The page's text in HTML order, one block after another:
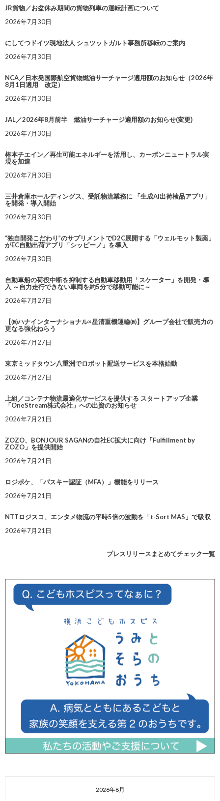
JR貨物／お盆休み期間の貨物列車の運転計画について
2026年7月30日
にしてつドイツ現地法人 シュツットガルト事務所移転のご案内
2026年7月30日
NCA／日本発国際航空貨物燃油サーチャージ適用額のお知らせ（2026年
8月1日適用 改定）
2026年7月30日
JAL／2026年8月前半 燃油サーチャージ適用額のお知らせ(変更)
2026年7月30日
椿本チエイン／再生可能エネルギーを活用し、カーボンニュートラル実
現を加速
2026年7月30日
三井倉庫ホールディングス、受託物流業務に 「生成AI出荷検品アプリ」
を開発・導入開始
2026年7月30日
“独自開発こだわり”のサプリメントでD2C展開する「ウェルモット製薬」
がEC自動出荷アプリ「シッピーノ」を導入
2026年7月30日
自動車船の荷役中断を抑制する自動車移動用「スケーター」を開発・導
入 ～自力走行できない車両を約5分で移動可能に～
2026年7月27日
【㈱ハナインターナショナル×星清重機運輸㈱】グループ会社で販売力の
更なる強化ねらう
2026年7月27日
東京ミッドタウン八重洲でロボット配送サービスを本格始動
2026年7月27日
上組／コンテナ物流最適化サービスを提供する スタートアップ企業
「OneStream株式会社」への出資のお知らせ
2026年7月21日
ZOZO、BONJOUR SAGANの自社EC拡大に向け「Fulfillment by
ZOZO」を提供開始
2026年7月21日
ロジポケ、「パスキー認証（MFA）」機能をリリース
2026年7月21日
NTTロジスコ、エンタメ物流の平時5倍の波動を「t-Sort MAS」で吸収
2026年7月21日
プレスリリースまとめてチェック一覧
2026年8月